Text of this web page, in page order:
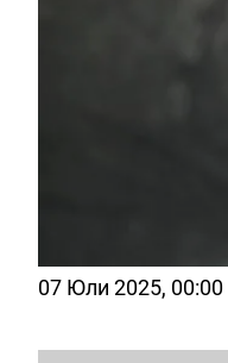
07 Юли 2025, 00:00